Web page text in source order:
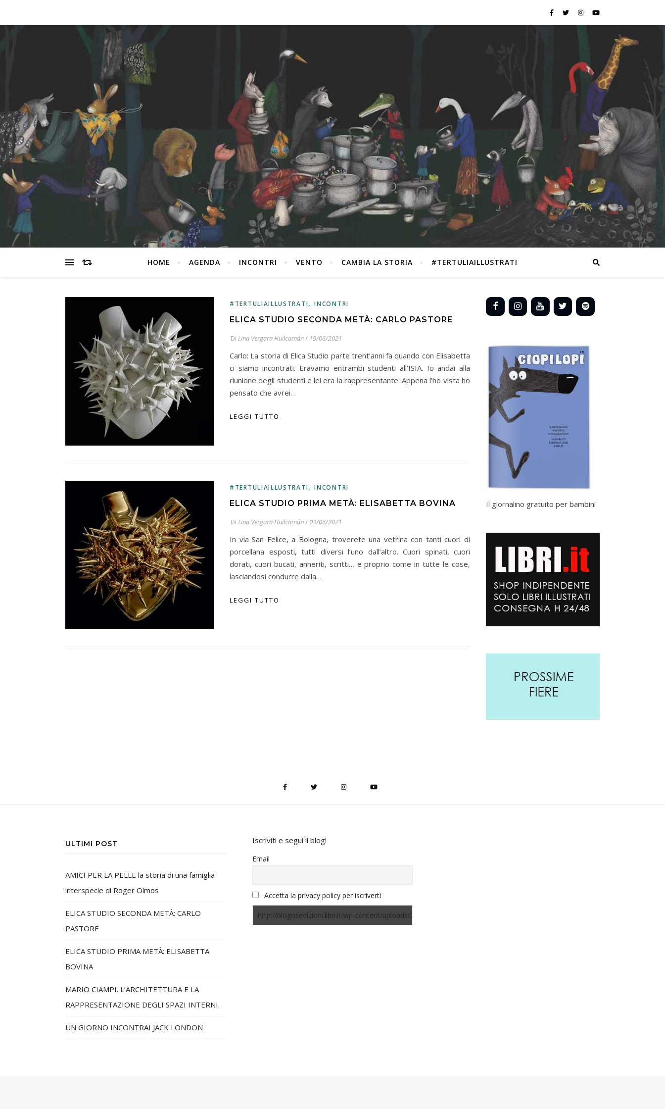
HOME AGENDA INCONTRI VENTO CAMBIA LA STORIA #TERTULIAILLUSTRATI
#TERTULIAILLUSTRATI,INCONTRI
ELICA STUDIO SECONDA METÀ: CARLO PASTORE
Di Lina Vergara Huilcamán/ 19/06/2021
Carlo: La storia di Elica Studio parte trent’anni fa quando con Elisabetta
ci siamo incontrati. Eravamo entrambi studenti all’ISIA. Io andai alla
riunione degli studenti e lei era la rappresentante. Appena l’ho vista ho
pensato che avrei…
LEGGI TUTTO
#TERTULIAILLUSTRATI,INCONTRI
ELICA STUDIO PRIMA METÀ: ELISABETTA BOVINA
Di Lina Vergara Huilcamán/ 03/06/2021
In via San Felice, a Bologna, troverete una vetrina con tanti cuori di
porcellana esposti, tutti diversi l’uno dall’altro. Cuori spinati, cuori
dorati, cuori bucati, anneriti, scritti… e proprio come in tutte le cose,
lasciandosi condurre dalla…
LEGGI TUTTO
Il giornalino gratuito per bambini
ULTIMI POST
AMICI PER LA PELLE la storia di una famiglia
interspecie di Roger Olmos
ELICA STUDIO SECONDA METÀ: CARLO
PASTORE
ELICA STUDIO PRIMA METÀ: ELISABETTA
BOVINA
MARIO CIAMPI. L’ARCHITETTURA E LA
RAPPRESENTAZIONE DEGLI SPAZI INTERNI.
UN GIORNO INCONTRAI JACK LONDON
Iscriviti e segui il blog!
Email
Accetta la privacy policy per iscriverti